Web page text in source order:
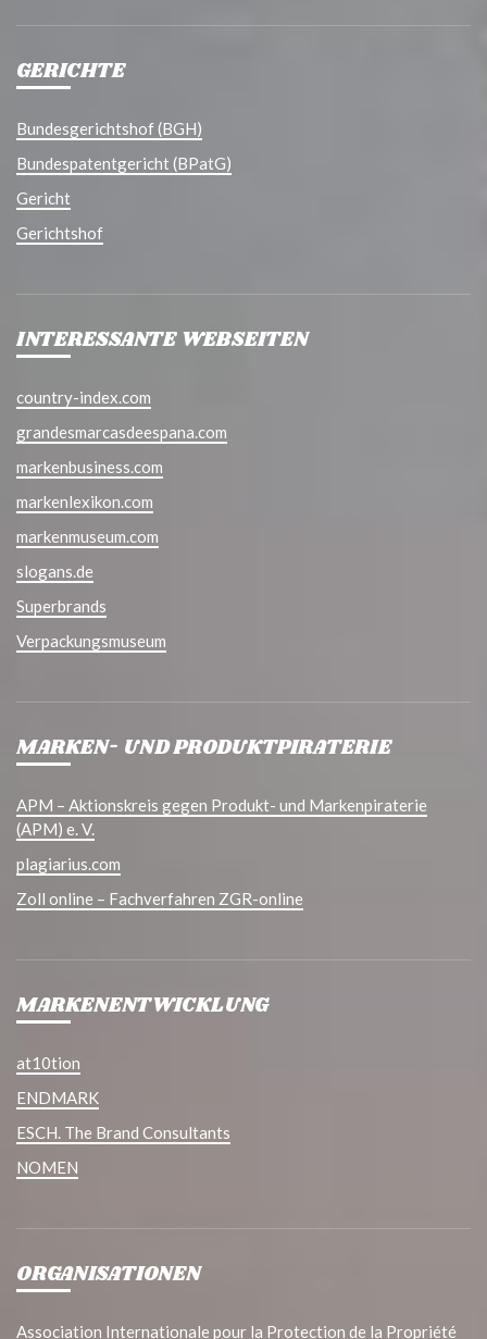
GERICHTE
Bundesgerichtshof (BGH)
Bundespatentgericht (BPatG)
Gericht
Gerichtshof
INTERESSANTE WEBSEITEN
country-index.com
grandesmarcasdeespana.com
markenbusiness.com
markenlexikon.com
markenmuseum.com
slogans.de
Superbrands
Verpackungsmuseum
MARKEN- UND PRODUKTPIRATERIE
APM – Aktionskreis gegen Produkt- und Markenpiraterie
(APM) e. V.
plagiarius.com
Zoll online – Fachverfahren ZGR-online
MARKENENTWICKLUNG
at10tion
ENDMARK
ESCH. The Brand Consultants
NOMEN
ORGANISATIONEN
Association Internationale pour la Protection de la Propriété